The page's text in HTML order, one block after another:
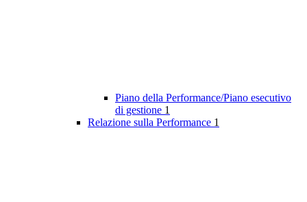
Piano della Performance/Piano esecutivo
di gestione 1
Relazione sulla Performance 1